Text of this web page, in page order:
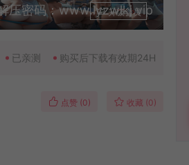
压密码：www.lyzwlkj.vip
升级会员
已亲测 购买后下载有效期24H
点赞 (0) 收藏 (0)